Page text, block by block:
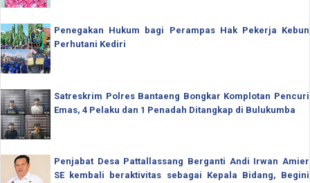
Penegakan Hukum bagi Perampas Hak Pekerja Kebun
Perhutani Kediri
Satreskrim Polres Bantaeng Bongkar Komplotan Pencuri
Emas, 4 Pelaku dan 1 Penadah Ditangkap di Bulukumba
Penjabat Desa Pattallassang Berganti Andi Irwan Amier
SE kembali beraktivitas sebagai Kepala Bidang, Begini